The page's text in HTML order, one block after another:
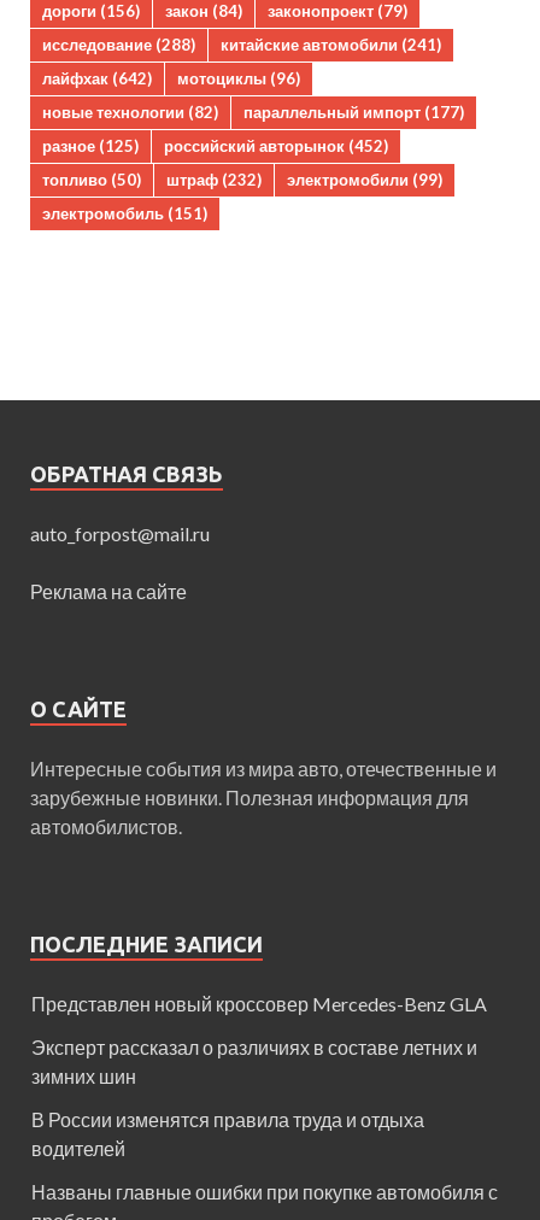
дороги (156) закон (84) законопроект (79)
исследование (288) китайские автомобили (241)
лайфхак (642) мотоциклы (96)
новые технологии (82) параллельный импорт (177)
разное (125) российский авторынок (452)
топливо (50) штраф (232) электромобили (99)
электромобиль (151)
ОБРАТНАЯ СВЯЗЬ
auto_forpost@mail.ru
Реклама на сайте
О САЙТЕ
Интересные события из мира авто, отечественные и
зарубежные новинки. Полезная информация для
автомобилистов.
ПОСЛЕДНИЕ ЗАПИСИ
Представлен новый кроссовер Mercedes-Benz GLA
Эксперт рассказал о различиях в составе летних и
зимних шин
В России изменятся правила труда и отдыха
водителей
Названы главные ошибки при покупке автомобиля с